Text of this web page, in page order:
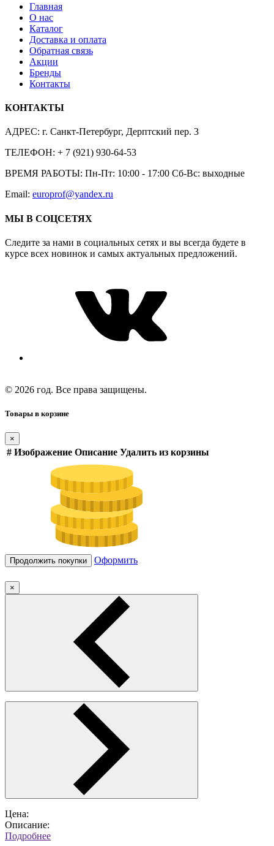
Главная
О нас
Каталог
Доставка и оплата
Обратная связь
Акции
Бренды
Контакты
КОНТАКТЫ
АДРЕС: г. Санкт-Петербург, Дерптский пер. 3
ТЕЛЕФОН: + 7 (921) 930-64-53
ВРЕМЯ РАБОТЫ: Пн-Пт: 10:00 - 17:00 Сб-Вс: выходные
Email: europrof@yandex.ru
МЫ В СОЦСЕТЯХ
Следите за нами в социальных сетях и вы всегда будете в
курсе всех новинок и самых актуальных предложений.
© 2026 год. Все права защищены.
Товары в корзине
×
# Изображение Описание Удалить из корзины
Продолжить покупки Оформить
×
Цена:
Описание:
Подробнее